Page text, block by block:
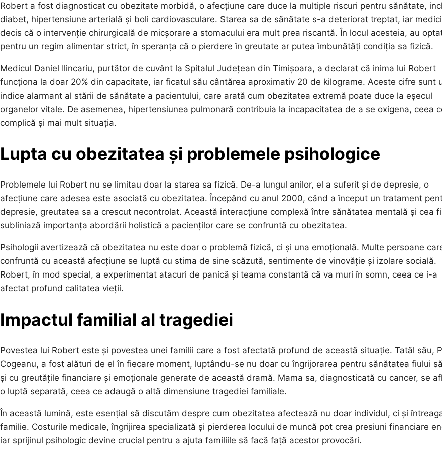
Robert a fost diagnosticat cu obezitate morbidă, o afecțiune care duce la multiple riscuri pentru sănătate,
diabet, hipertensiune arterială și boli cardiovasculare. Starea sa de sănătate s-a deteriorat treptat, iar
decis că o intervenție chirurgicală de micșorare a stomacului era mult prea riscantă. În locul acesteia, au
pentru un regim alimentar strict, în speranța că o pierdere în greutate ar putea îmbunătăți condiția sa fizică.
Medicul Daniel Ilincariu, purtător de cuvânt la Spitalul Județean din Timișoara, a declarat că inima lui Robert
funcționa la doar 20% din capacitate, iar ficatul său cântărea aproximativ 20 de kilograme. Aceste cifre sunt
indice alarmant al stării de sănătate a pacientului, care arată cum obezitatea extremă poate duce la eșecul
organelor vitale. De asemenea, hipertensiunea pulmonară contribuia la incapacitatea de a se oxigena, ceea
complică și mai mult situația.
Lupta cu obezitatea și problemele psihologice
Problemele lui Robert nu se limitau doar la starea sa fizică. De-a lungul anilor, el a suferit și de depresie, o
afecțiune care adesea este asociată cu obezitatea. Începând cu anul 2000, când a început un tratament
depresie, greutatea sa a crescut necontrolat. Această interacțiune complexă între sănătatea mentală și cea
subliniază importanța abordării holistică a pacienților care se confruntă cu obezitatea.
Psihologii avertizează că obezitatea nu este doar o problemă fizică, ci și una emoțională. Multe persoane
confruntă cu această afecțiune se luptă cu stima de sine scăzută, sentimente de vinovăție și izolare socială.
Robert, în mod special, a experimentat atacuri de panică și teama constantă că va muri în somn, ceea ce i-a
afectat profund calitatea vieții.
Impactul familial al tragediei
Povestea lui Robert este și povestea unei familii care a fost afectată profund de această situație. Tatăl său,
Cogeanu, a fost alături de el în fiecare moment, luptându-se nu doar cu îngrijorarea pentru sănătatea fiului
și cu greutățile financiare și emoționale generate de această dramă. Mama sa, diagnosticată cu cancer, se
o luptă separată, ceea ce adaugă o altă dimensiune tragediei familiale.
În această lumină, este esențial să discutăm despre cum obezitatea afectează nu doar individul, ci și
familie. Costurile medicale, îngrijirea specializată și pierderea locului de muncă pot crea presiuni financiare
iar sprijinul psihologic devine crucial pentru a ajuta familiile să facă față acestor provocări.